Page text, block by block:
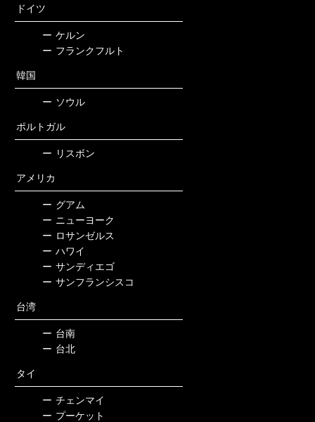
ドイツ
ー ケルン
ー フランクフルト
韓国
ー ソウル
ポルトガル
ー リスボン
アメリカ
ー グアム
ー ニューヨーク
ー ロサンゼルス
ー ハワイ
ー サンディエゴ
ー サンフランシスコ
台湾
ー 台南
ー 台北
タイ
ー チェンマイ
ー プーケット